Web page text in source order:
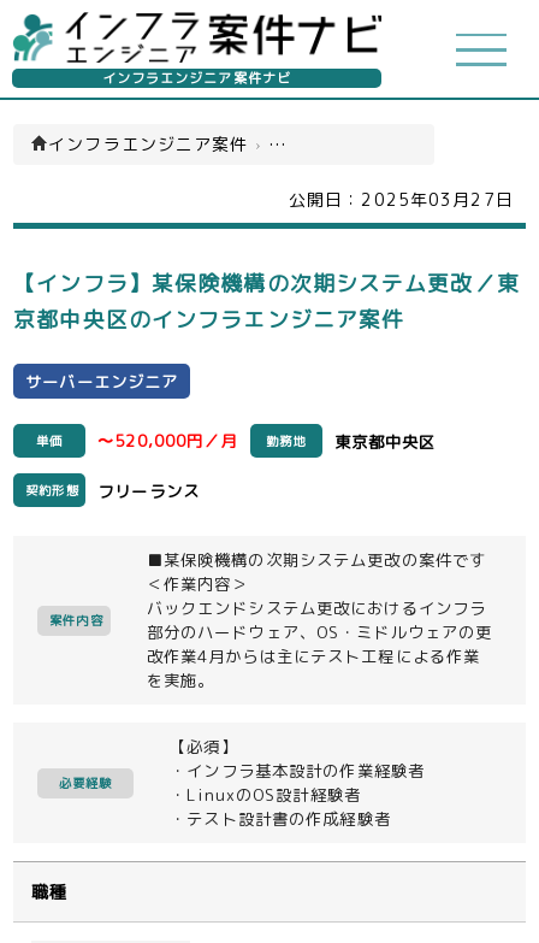
インフラエンジニア案件ナビ
インフラエンジニア案件 › サーバーエンジニア(一覧)
公開日： 2025年03月27日
【インフラ】某保険機構の次期システム更改／東
京都中央区のインフラエンジニア案件
サーバーエンジニア
単価 〜520,000円／月 勤務地 東京都中央区
契約形態 フリーランス
案件内容
■某保険機構の次期システム更改の案件です
＜作業内容＞
バックエンドシステム更改におけるインフラ
部分のハードウェア、OS・ミドルウェアの更
改作業4月からは主にテスト工程による作業
を実施。
必要経験
【必須】
・インフラ基本設計の作業経験者
・LinuxのOS設計経験者
・テスト設計書の作成経験者
職種